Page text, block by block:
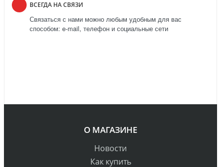
ВСЕГДА НА СВЯЗИ
Связаться с нами можно любым удобным для вас
способом: e-mail, телефон и социальные сети
О МАГАЗИНЕ
Новости
Как купить